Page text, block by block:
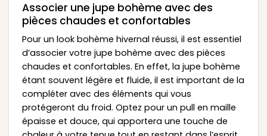
Associer une jupe bohème avec des
pièces chaudes et confortables
Pour un look bohème hivernal réussi, il est essentiel
d’associer votre jupe bohème avec des pièces
chaudes et confortables. En effet, la jupe bohème
étant souvent légère et fluide, il est important de la
compléter avec des éléments qui vous
protégeront du froid. Optez pour un pull en maille
épaisse et douce, qui apportera une touche de